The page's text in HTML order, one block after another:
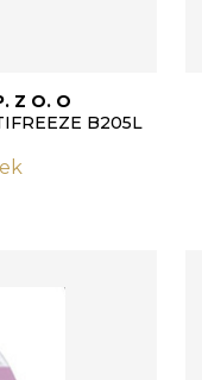
Z O. O
B205L